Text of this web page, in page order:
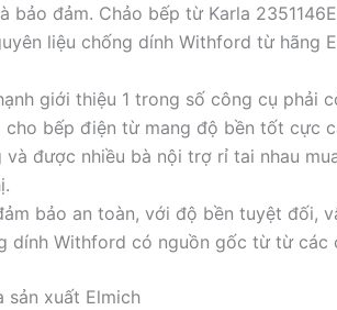
bảo đảm. Chảo bếp từ Karla
liệu chống dính Withford từ hãng
giới thiệu 1 trong số công cụ phải
cho bếp điện từ mang độ bền tốt cực
và được nhiều bà nội trợ rỉ tai nhau
bảo an toàn, với độ bền tuyệt đối,
dính Withford có nguồn gốc từ từ các
sản xuất Elmich